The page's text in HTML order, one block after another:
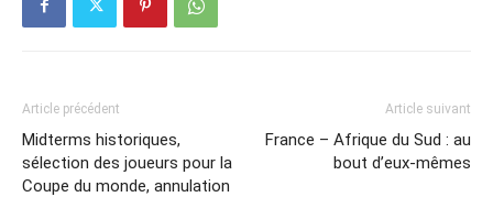
Article précédent
Midterms historiques,
sélection des joueurs pour la
Coupe du monde, annulation
Article suivant
France – Afrique du Sud : au
bout d’eux-mêmes